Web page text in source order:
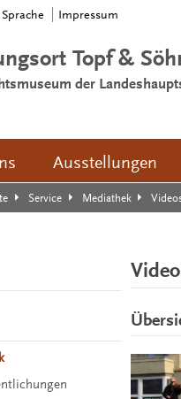
Impressum
Topf &
der
Ausstellungen
Service Mediathek